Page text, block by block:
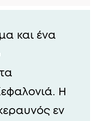
και ένα
Η
εν